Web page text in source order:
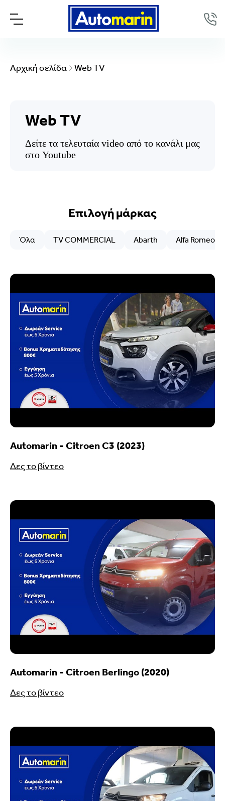
Αρχική σελίδα Web TV
Web TV
Δείτε τα τελευταία video από το κανάλι μας
στο Youtube
Επιλογή μάρκας
Όλα TV COMMERCIAL Abarth Alfa Romeo
Automarin - Citroen C3 (2023)
Δες το βίντεο
Automarin - Citroen Berlingo (2020)
Δες το βίντεο